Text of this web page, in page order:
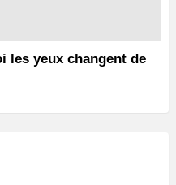
les yeux changent de